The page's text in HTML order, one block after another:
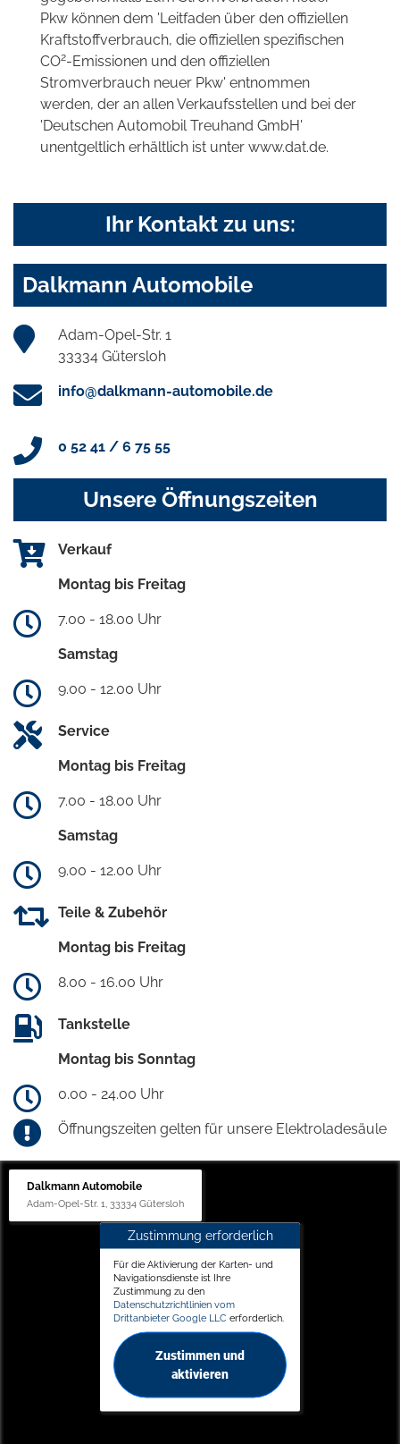
Pkw können dem 'Leitfaden über den offiziellen
Kraftstoffverbrauch, die offiziellen spezifischen
CO2-Emissionen und den offiziellen
Stromverbrauch neuer Pkw' entnommen
werden, der an allen Verkaufsstellen und bei der
'Deutschen Automobil Treuhand GmbH'
unentgeltlich erhältlich ist unter www.dat.de.
Ihr Kontakt zu uns:
Dalkmann Automobile
Adam-Opel-Str. 1
33334 Gütersloh
info@dalkmann-automobile.de
0 52 41 / 6 75 55
Unsere Öffnungszeiten
Verkauf
Montag bis Freitag
7.00 - 18.00 Uhr
Samstag
9.00 - 12.00 Uhr
Service
Montag bis Freitag
7.00 - 18.00 Uhr
Samstag
9.00 - 12.00 Uhr
Teile & Zubehör
Montag bis Freitag
8.00 - 16.00 Uhr
Tankstelle
Montag bis Sonntag
0.00 - 24.00 Uhr
Öffnungszeiten gelten für unsere Elektroladesäule
Dalkmann Automobile
Adam-Opel-Str. 1, 33334 Gütersloh
Zustimmung erforderlich
Für die Aktivierung der Karten- und
Navigationsdienste ist Ihre
Zustimmung zu den
Datenschutzrichtlinien vom
Drittanbieter Google LLC erforderlich.
Zustimmen und
aktivieren